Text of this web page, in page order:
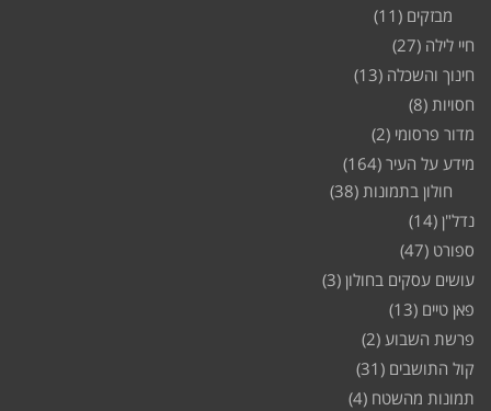
מבזקים (11)
חיי לילה (27)
חינוך והשכלה (13)
חסויות (8)
מדור פרסומי (2)
מידע על העיר (164)
חולון בתמונות (38)
נדל"ן (14)
ספורט (47)
עושים עסקים בחולון (3)
פאן טיים (13)
פרשת השבוע (2)
קול התושבים (31)
תמונות מהשטח (4)